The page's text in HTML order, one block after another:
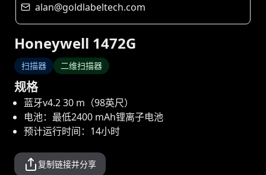
Honeywell 1472G
扫描器 二维扫描器
规格
蓝牙v4.2 30 m（98英尺）
电池：最低2400 mAh锂离子电池
预计运行时间：14小时
复制链接并分享
alan@goldlabeltech.com